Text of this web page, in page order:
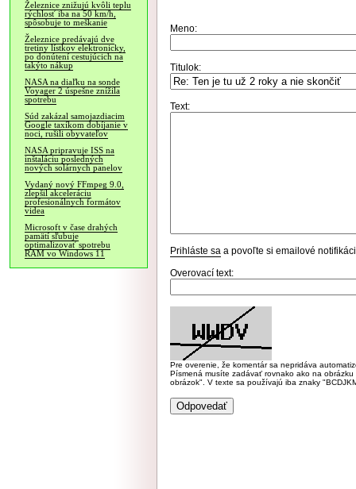
Železnice znižujú kvôli teplu
rýchlosť iba na 50 km/h,
spôsobuje to meškanie
Železnice predávajú dve
tretiny lístkov elektronicky,
po donútení cestujúcich na
takýto nákup
NASA na diaľku na sonde
Voyager 2 úspešne znížila
spotrebu
Súd zakázal samojazdiacim
Google taxíkom dobíjanie v
noci, rušili obyvateľov
NASA pripravuje ISS na
inštaláciu posledných
nových solárnych panelov
Vydaný nový FFmpeg 9.0,
zlepšil akceleráciu
profesionálnych formátov
videa
Microsoft v čase drahých
pamätí sľubuje
optimalizovať spotrebu
RAM vo Windows 11
Meno:
Titulok:
Text:
Prihláste sa a povoľte si emailové
Overovací text:
Pre overenie, že komentár sa nepridáva
Písmená musíte zadávať rovnako ako na
obrázok". V texte sa používajú iba znaky